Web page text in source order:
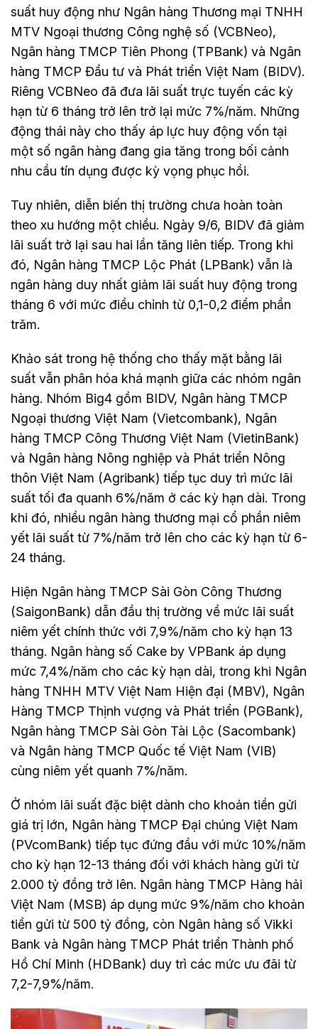
suất huy động như Ngân hàng Thương mại TNHH
MTV Ngoại thương Công nghệ số (VCBNeo),
Ngân hàng TMCP Tiên Phong (TPBank) và Ngân
hàng TMCP Đầu tư và Phát triển Việt Nam (BIDV).
Riêng VCBNeo đã đưa lãi suất trực tuyến các kỳ
hạn từ 6 tháng trở lên trở lại mức 7%/năm. Những
động thái này cho thấy áp lực huy động vốn tại
một số ngân hàng đang gia tăng trong bối cảnh
nhu cầu tín dụng được kỳ vọng phục hồi.
Tuy nhiên, diễn biến thị trường chưa hoàn toàn
theo xu hướng một chiều. Ngày 9/6, BIDV đã giảm
lãi suất trở lại sau hai lần tăng liên tiếp. Trong khi
đó, Ngân hàng TMCP Lộc Phát (LPBank) vẫn là
ngân hàng duy nhất giảm lãi suất huy động trong
tháng 6 với mức điều chỉnh từ 0,1-0,2 điểm phần
trăm.
Khảo sát trong hệ thống cho thấy mặt bằng lãi
suất vẫn phân hóa khá mạnh giữa các nhóm ngân
hàng. Nhóm Big4 gồm BIDV, Ngân hàng TMCP
Ngoại thương Việt Nam (Vietcombank), Ngân
hàng TMCP Công Thương Việt Nam (VietinBank)
và Ngân hàng Nông nghiệp và Phát triển Nông
thôn Việt Nam (Agribank) tiếp tục duy trì mức lãi
suất tối đa quanh 6%/năm ở các kỳ hạn dài. Trong
khi đó, nhiều ngân hàng thương mại cổ phần niêm
yết lãi suất từ 7%/năm trở lên cho các kỳ hạn từ 6-
24 tháng.
Hiện Ngân hàng TMCP Sài Gòn Công Thương
(SaigonBank) dẫn đầu thị trường về mức lãi suất
niêm yết chính thức với 7,9%/năm cho kỳ hạn 13
tháng. Ngân hàng số Cake by VPBank áp dụng
mức 7,4%/năm cho các kỳ hạn dài, trong khi Ngân
hàng TNHH MTV Việt Nam Hiện đại (MBV), Ngân
Hàng TMCP Thịnh vượng và Phát triển (PGBank),
Ngân hàng TMCP Sài Gòn Tài Lộc (Sacombank)
và Ngân hàng TMCP Quốc tế Việt Nam (VIB)
cùng niêm yết quanh 7%/năm.
Ở nhóm lãi suất đặc biệt dành cho khoản tiền gửi
giá trị lớn, Ngân hàng TMCP Đại chúng Việt Nam
(PVcomBank) tiếp tục đứng đầu với mức 10%/năm
cho kỳ hạn 12-13 tháng đối với khách hàng gửi từ
2.000 tỷ đồng trở lên. Ngân hàng TMCP Hàng hải
Việt Nam (MSB) áp dụng mức 9%/năm cho khoản
tiền gửi từ 500 tỷ đồng, còn Ngân hàng số Vikki
Bank và Ngân hàng TMCP Phát triển Thành phố
Hồ Chí Minh (HDBank) duy trì các mức ưu đãi từ
7,2-7,9%/năm.